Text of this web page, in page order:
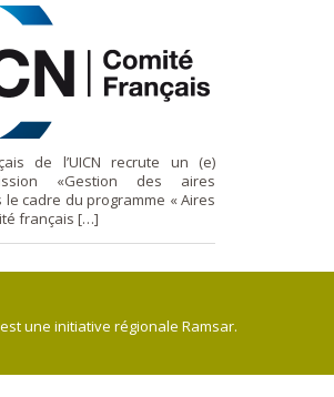
de l’UICN ‪recrute un (e)
«Gestion des aires
cadre du programme « Aires
français […]
une initiative régionale Ramsar.